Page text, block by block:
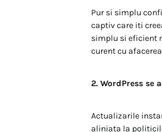
Pur si simplu
captiv care iti
simplu si eficient
curent cu
2. WordPress
Actualizarile
aliniata la